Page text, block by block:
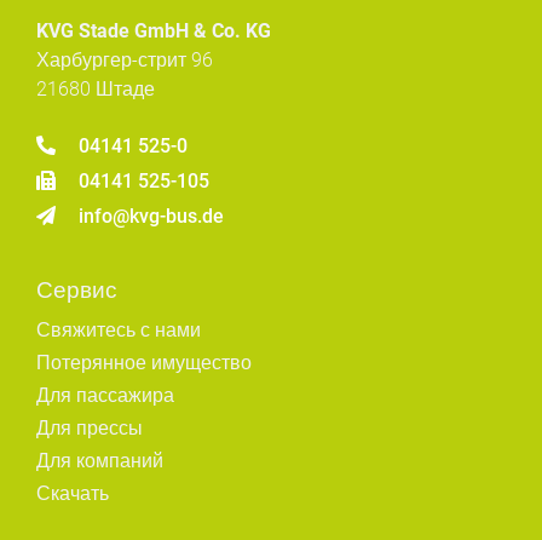
KVG Stade GmbH & Co. KG
Харбургер-стрит 96
21680 Штаде
04141 525-0
04141 525-105
info@kvg-bus.de
Сервис
Свяжитесь с нами
Потерянное имущество
Для пассажира
Для прессы
Для компаний
Скачать